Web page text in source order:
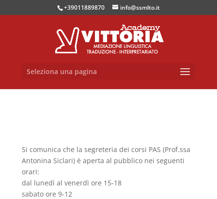
+39011889870 info@ssmlto.it
Seleziona una pagina
Si comunica che la segreteria dei corsi PAS (Prof.ssa
Antonina Siclari) è aperta al pubblico nei seguenti
orari:
dal lunedì al venerdì ore 15-18
sabato ore 9-12